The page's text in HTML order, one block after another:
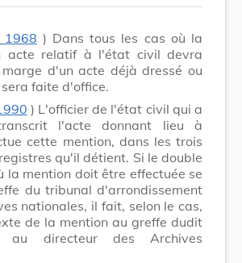
1968 ) Dans tous les cas où la
acte relatif à l'état civil devra
d'un acte déjà dressé ou
faite d'office.
) L'officier de l'état civil qui a
l'acte donnant lieu à
cette mention, dans les trois
qu'il détient. Si le double
la mention doit être effectuée se
du tribunal d'arrondissement
nationales, il fait, selon le cas,
de la mention au greffe dudit
au directeur des Archives